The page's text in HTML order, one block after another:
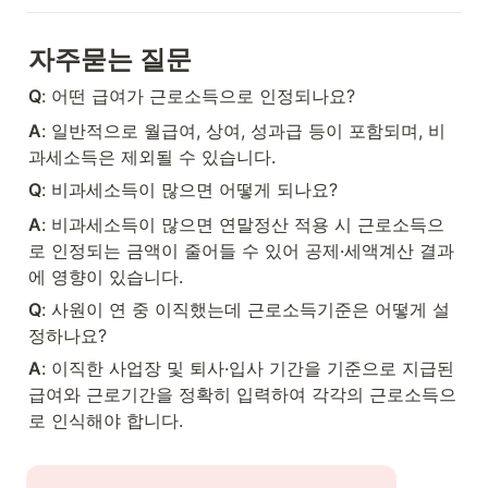
자주묻는 질문
Q: 어떤 급여가 근로소득으로 인정되나요?
A: 일반적으로 월급여, 상여, 성과급 등이 포함되며, 비
과세소득은 제외될 수 있습니다.
Q: 비과세소득이 많으면 어떻게 되나요?
A: 비과세소득이 많으면 연말정산 적용 시 근로소득으
로 인정되는 금액이 줄어들 수 있어 공제·세액계산 결과
에 영향이 있습니다.
Q: 사원이 연 중 이직했는데 근로소득기준은 어떻게 설
정하나요?
A: 이직한 사업장 및 퇴사·입사 기간을 기준으로 지급된
급여와 근로기간을 정확히 입력하여 각각의 근로소득으
로 인식해야 합니다.